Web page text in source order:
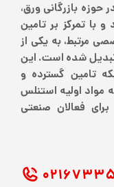
خود را در حوزه بازرگانی ورق،
با تمرکز بر تامین
مرتبط، به یکی از
تبدیل شده است. این
تامین گسترده و
مواد اولیه استنلس
فعالان صنعتی
۶۷۳۳۵۰۰۰